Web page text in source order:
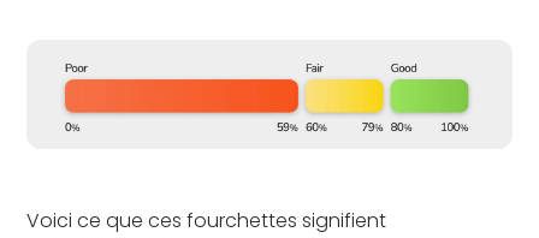
Voici ce que ces fourchettes signifient